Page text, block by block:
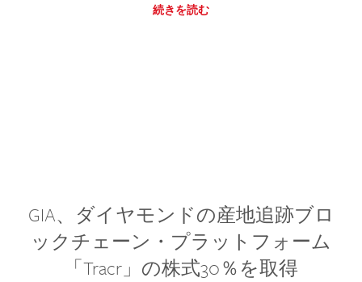
続きを読む
GIA、ダイヤモンドの産地追跡ブロ
ックチェーン・プラットフォーム
「Tracr」の株式30％を取得